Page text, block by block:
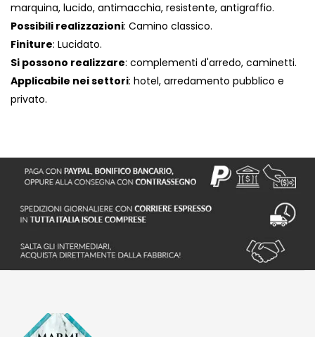
marquina, lucido, antimacchia, resistente, antigraffio.
Possibili realizzazioni: Camino classico.
Finiture: Lucidato.
Si possono realizzare: complementi d'arredo, caminetti.
Applicabile nei settori: hotel, arredamento pubblico e
privato.